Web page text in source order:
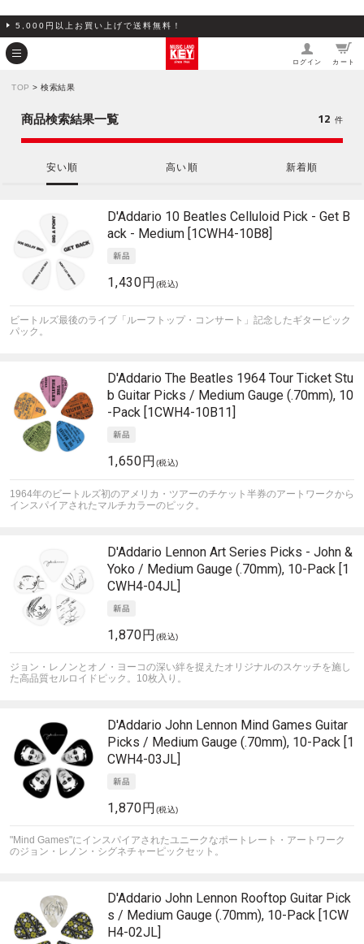
5,000円以上お買い上げで送料無料！
ログイン カート
TOP > 検索結果
安い順 高い順 新着順
商品検索結果一覧 12 件
D'Addario 10 Beatles Celluloid Pick - Get B
ack - Medium [1CWH4-10B8]
1,430円 (税込)
ビートルズ最後のライブ「ルーフトップ・コンサート」記念したギターピック
パック。
D'Addario The Beatles 1964 Tour Ticket Stu
b Guitar Picks / Medium Gauge (.70mm), 10
-Pack [1CWH4-10B11]
1,650円 (税込)
1964年のビートルズ初のアメリカ・ツアーのチケット半券のアートワークから
インスパイアされたマルチカラーのピック。
D'Addario Lennon Art Series Picks - John &
Yoko / Medium Gauge (.70mm), 10-Pack [1
CWH4-04JL]
1,870円 (税込)
ジョン・レノンとオノ・ヨーコの深い絆を捉えたオリジナルのスケッチを施し
た高品質セルロイドピック。10枚入り。
D'Addario John Lennon Mind Games Guitar
Picks / Medium Gauge (.70mm), 10-Pack [1
CWH4-03JL]
1,870円 (税込)
"Mind Games"にインスパイアされたユニークなポートレート・アートワーク
のジョン・レノン・シグネチャーピックセット。
D'Addario John Lennon Rooftop Guitar Pick
s / Medium Gauge (.70mm), 10-Pack [1CW
H4-02JL]